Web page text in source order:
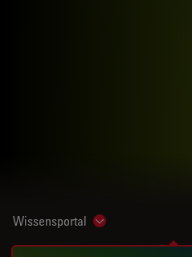
Wissensportal Show subnavigation